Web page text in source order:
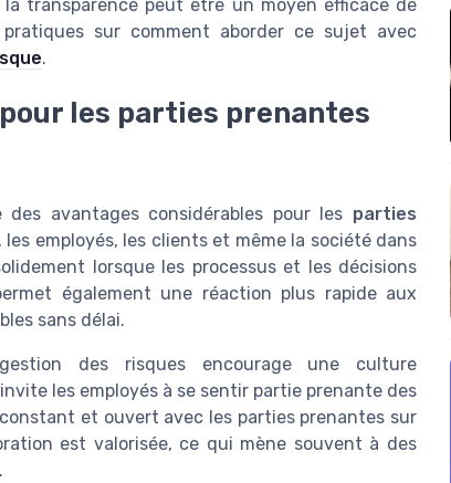
transparence peut être un moyen efficace de
sur comment aborder ce sujet avec
.
les parties prenantes
avantages considérables pour les parties
employés, les clients et même la société dans
lorsque les processus et les décisions
également une réaction plus rapide aux
sans délai.
des risques encourage une culture
les employés à se sentir partie prenante des
et ouvert avec les parties prenantes sur
est valorisée, ce qui mène souvent à des